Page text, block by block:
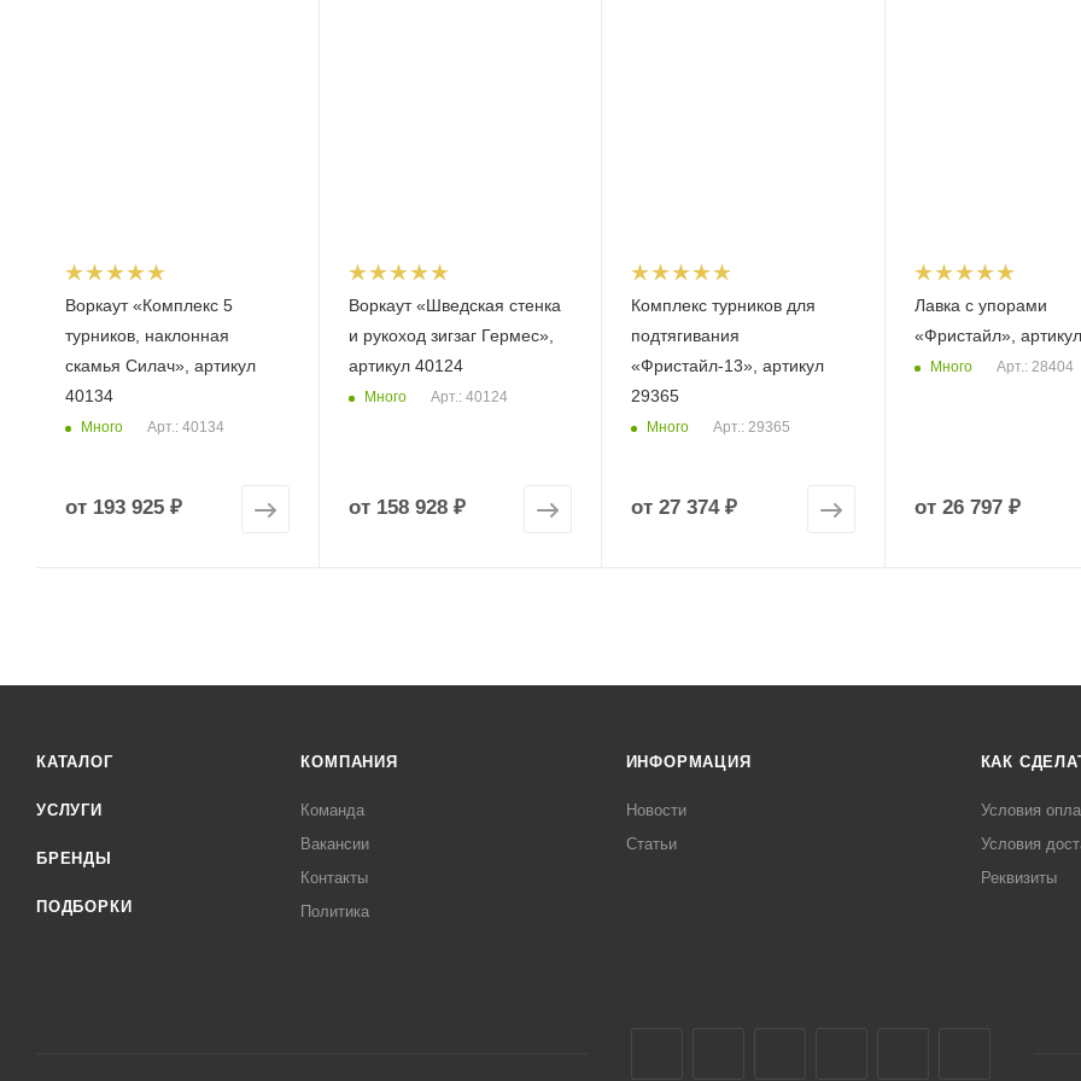
Воркаут «Комплекс 5
турников, наклонная
скамья Силач», артикул
40134
Много Арт.: 40134
от 193 925 ₽
Воркаут «Шведская стенка
и рукоход зигзаг Гермес»,
артикул 40124
Много Арт.: 40124
от 158 928 ₽
Комплекс турников для
подтягивания
«Фристайл-13», артикул
29365
Много Арт.: 29365
от 27 374 ₽
Лавка с упорами
«Фристайл»,
Много Арт.: 28404
от 26 797 ₽
КАТАЛОГ
УСЛУГИ
БРЕНДЫ
ПОДБОРКИ
КОМПАНИЯ
Команда
Вакансии
Контакты
Политика
ИНФОРМАЦИЯ
Новости
Статьи
КАК
Условия
Условия
Реквизиты